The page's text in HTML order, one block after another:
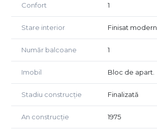
Confort 1
Stare interior Finisat modern
Număr balcoane 1
Imobil Bloc de apart.
Stadiu construcție Finalizată
An construcție 1975